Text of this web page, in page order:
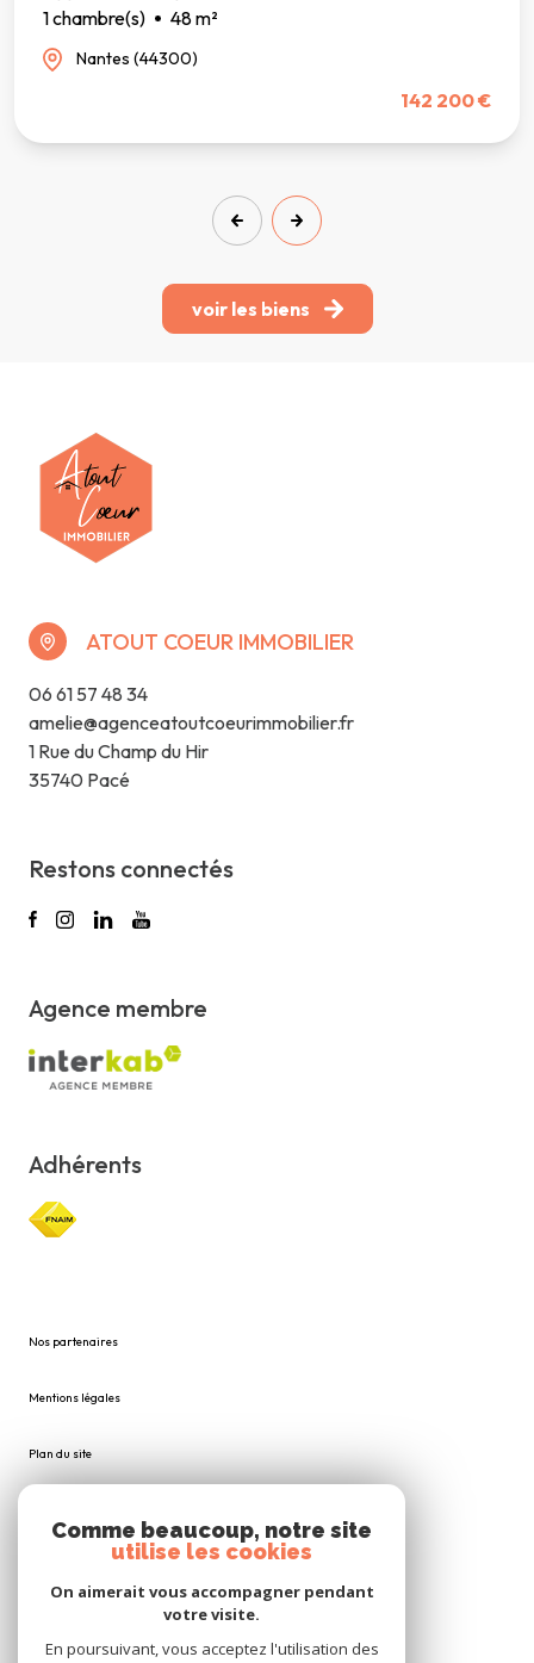
1 chambre(s)
48 m²
Nantes (44300)
142 200 €
voir les biens
ATOUT COEUR IMMOBILIER
06 61 57 48 34
amelie@agenceatoutcoeurimmobilier.fr
1 Rue du Champ du Hir
35740 Pacé
Restons connectés
Agence membre
Adhérents
Nos partenaires
Mentions légales
Plan du site
Comme beaucoup, notre site
utilise les cookies
On aimerait vous accompagner pendant
votre visite.
En poursuivant, vous acceptez l'utilisation des